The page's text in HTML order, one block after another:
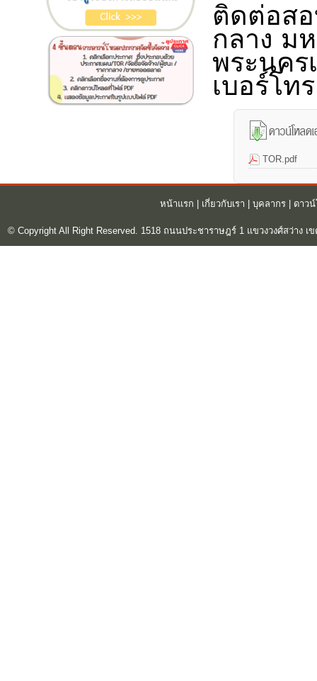
ติดต่อส
กลาง ม
พระนคร
เบอร์โทร
TOR.pdf
หน้าแรก เกี่ยวกับเรา บุคลากร| ดาว
© Copyright All Right Reserved. 1518 ถนนประชาราษฎร์ 1 แขวงวงศ์สว่าง